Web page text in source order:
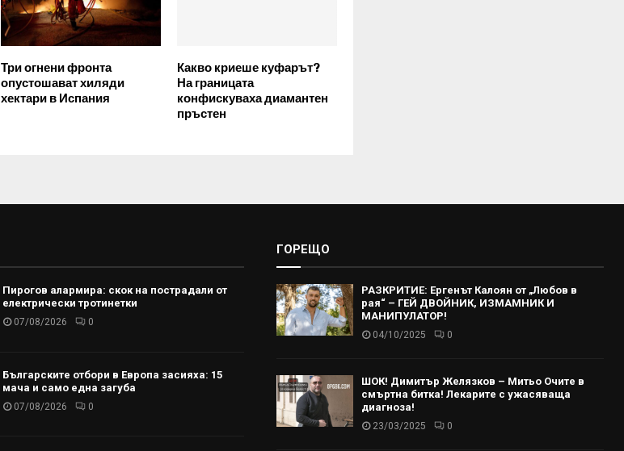
Три огнени фронта
опустошават хиляди
хектари в Испания
Какво криеше куфарът?
На границата
конфискуваха диамантен
пръстен
Пирогов алармира: скок на пострадали от
електрически тротинетки
07/08/2026 0
Българските отбори в Европа засияха: 15
мача и само една загуба
07/08/2026 0
ГОРЕЩО
РАЗКРИТИЕ: Ергенът Калоян от „Любов в
рая“ – ГЕЙ ДВОЙНИК, ИЗМАМНИК И
МАНИПУЛАТОР!
04/10/2025 0
ШОК! Димитър Желязков – Митьо Очите в
смъртна битка! Лекарите с ужасяваща
диагноза!
23/03/2025 0